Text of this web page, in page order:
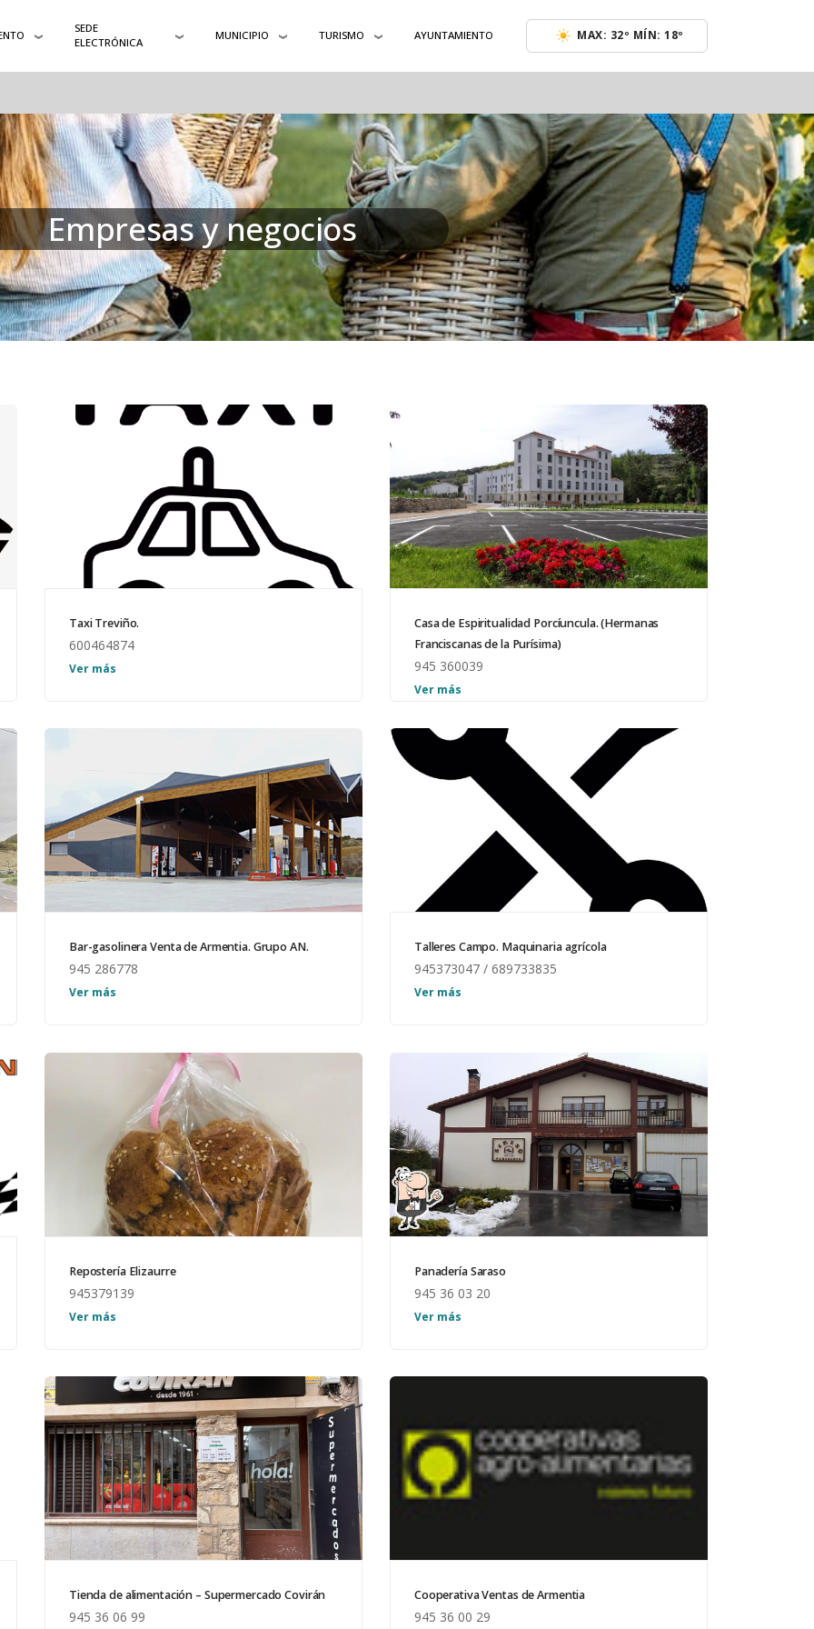
SEDE
ELECTRÓNICA
MUNICIPIO TURISMO AYUNTAMIENTO MAX: 32º MÍN: 18º
Empresas y negocios
Taxi Treviño.
600464874
8 plazas.
Ver más
Casa de Espiritualidad Porcíuncula. (Hermanas
Franciscanas de la Purísima)
945 360039
Ver más
Bar-gasolinera Venta de Armentia. Grupo AN.
945 286778
Lavadero, Mini mercado con: bar, cafetería y
Ver más
Talleres Campo. Maquinaria agrícola
945373047 / 689733835
Reparación de maquinaria agrícola y herrería.
Ver más
Repostería Elizaurre
945379139
Elisabeth Izaguirre. Punto de venta: Tienda de
Ver más
Panadería Saraso
945 36 03 20
Venta de pan y prensa. Horario: Martes a
Ver más
Tienda de alimentación – Supermercado Covirán
945 36 06 99
Cooperativa Ventas de Armentia
945 36 00 29